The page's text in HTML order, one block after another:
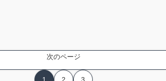
次のページ
1 2 3